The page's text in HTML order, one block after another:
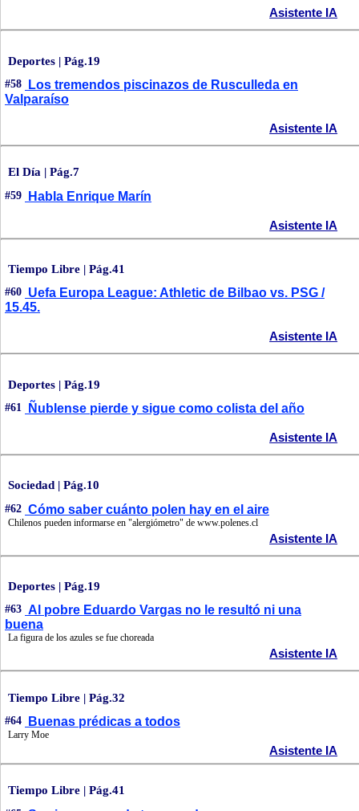
Asistente IA
Deportes | Pág.19
#58
Los tremendos piscinazos de Rusculleda en
Valparaíso
Asistente IA
El Día | Pág.7
#59 Habla Enrique Marín
Asistente IA
Tiempo Libre | Pág.41
#60 Uefa Europa League: Athletic de Bilbao vs. PSG /
15.45.
Asistente IA
Deportes | Pág.19
#61 Ñublense pierde y sigue como colista del año
Asistente IA
Sociedad | Pág.10
#62 Cómo saber cuánto polen hay en el aire
Chilenos pueden informarse en "alergiómetro" de www.polenes.cl
Asistente IA
Deportes | Pág.19
#63 Al pobre Eduardo Vargas no le resultó ni una
buena
La figura de los azules se fue choreada
Asistente IA
Tiempo Libre | Pág.32
#64 Buenas prédicas a todos
Larry Moe
Asistente IA
Tiempo Libre | Pág.41